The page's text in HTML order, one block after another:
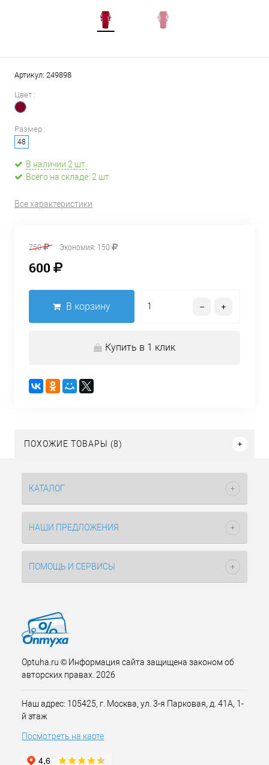
Артикул: 249898
Цвет :
Размер :
48
В наличии 2 шт.
Всего на складе: 2 шт.
Все характеристики
750 Экономия: 150
600
В корзину
Купить в 1 клик
ПОХОЖИЕ ТОВАРЫ (8)
КАТАЛОГ
НАШИ ПРЕДЛОЖЕНИЯ
ПОМОЩЬ И СЕРВИСЫ
Optuha.ru © Информация сайта защищена законом об
авторских правах. 2026
Наш адрес: 105425, г. Москва, ул. 3-я Парковая, д. 41А, 1-
й этаж
Посмотреть на карте